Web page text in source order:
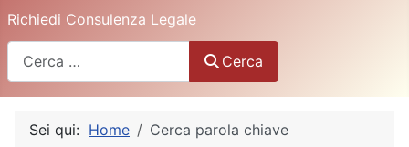
Richiedi Consulenza Legale
Cerca
Sei qui: Home Cerca parola chiave